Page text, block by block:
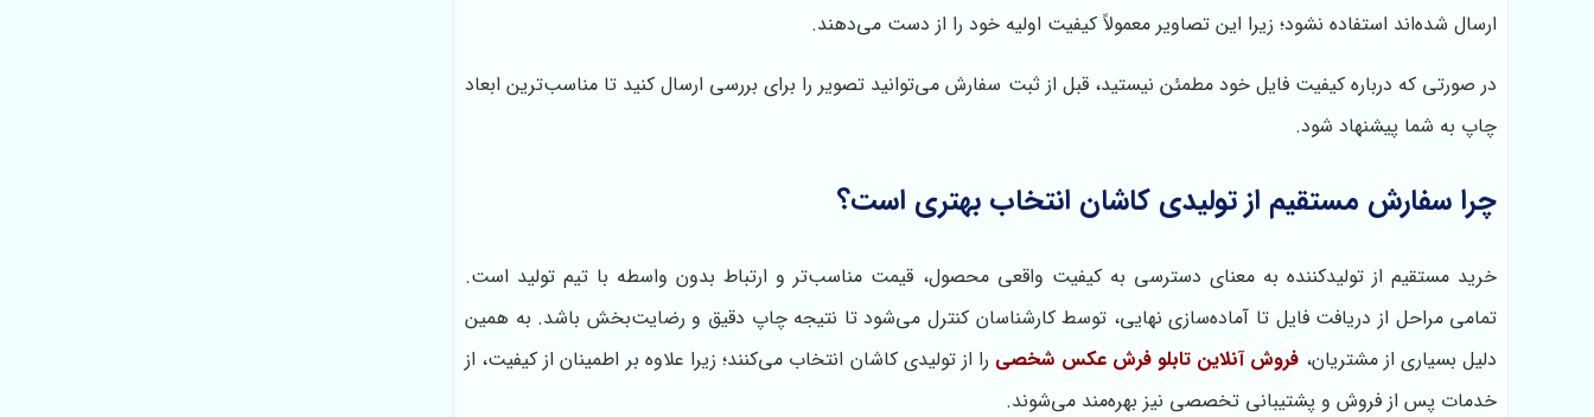
ارسال شده‌اند استفاده نشود؛ زیرا این تصاویر معمولاً کیفیت اولیه خود را از دست می‌دهند.
در صورتی که درباره کیفیت فایل خود مطمئن نیستید، قبل از ثبت سفارش می‌توانید تصویر را برای بررسی ارسال کنید تا مناسب‌ترین ابعاد
چاپ به شما پیشنهاد شود.
چرا سفارش مستقیم از تولیدی کاشان انتخاب بهتری است؟
خرید مستقیم از تولیدکننده به معنای دسترسی به کیفیت واقعی محصول، قیمت مناسب‌تر و ارتباط بدون واسطه با تیم تولید است.
تمامی مراحل از دریافت فایل تا آماده‌سازی نهایی، توسط کارشناسان کنترل می‌شود تا نتیجه چاپ دقیق و رضایت‌بخش باشد. به همین
دلیل بسیاری از مشتریان، فروش آنلاین تابلو فرش عکس شخصی را از تولیدی کاشان انتخاب می‌کنند؛ زیرا علاوه بر اطمینان از کیفیت، از
خدمات پس از فروش و پشتیبانی تخصصی نیز بهره‌مند می‌شوند.